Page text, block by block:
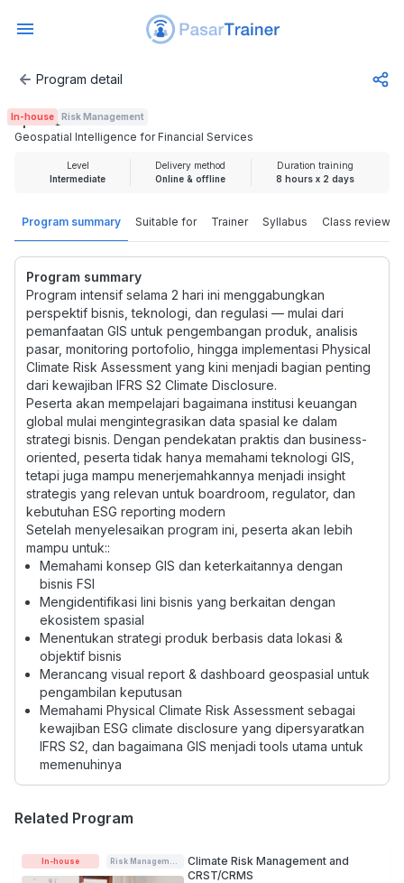
Geospatial Intelligence for Financial Services
Program detail
Program summary Suitable for Trainer Syllabus Class review
Program summary
Program intensif selama 2 hari ini menggabungkan
perspektif bisnis, teknologi, dan regulasi — mulai dari
pemanfaatan GIS untuk pengembangan produk, analisis
pasar, monitoring portofolio, hingga implementasi Physical
Climate Risk Assessment yang kini menjadi bagian penting
dari kewajiban IFRS S2 Climate Disclosure.
Peserta akan mempelajari bagaimana institusi keuangan
global mulai mengintegrasikan data spasial ke dalam
strategi bisnis. Dengan pendekatan praktis dan business-
oriented, peserta tidak hanya memahami teknologi GIS,
tetapi juga mampu menerjemahkannya menjadi insight
strategis yang relevan untuk boardroom, regulator, dan
kebutuhan ESG reporting modern
Setelah menyelesaikan program ini, peserta akan lebih
mampu untuk::
Memahami konsep GIS dan keterkaitannya dengan
bisnis FSI
Mengidentifikasi lini bisnis yang berkaitan dengan
ekosistem spasial
Menentukan strategi produk berbasis data lokasi &
objektif bisnis
Merancang visual report & dashboard geospasial untuk
pengambilan keputusan
Memahami Physical Climate Risk Assessment sebagai
kewajiban ESG climate disclosure yang dipersyaratkan
IFRS S2, dan bagaimana GIS menjadi tools utama untuk
memenuhinya
In-house Risk Management
Geospatial Intelligence for Financial Services
Rp 3.725.000
Level
Intermediate
Delivery method
Online & offline
Duration training
8 hours x 2 days
Related Program
In-house Risk Management
Climate Risk Management and
CRST/CRMS